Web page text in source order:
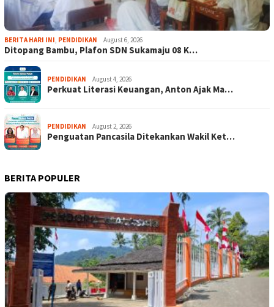
BERITA HARI INI, PENDIDIKAN August 6, 2026
Ditopang Bambu, Plafon SDN Sukamaju 08 K…
PENDIDIKAN August 4, 2026
Perkuat Literasi Keuangan, Anton Ajak Ma…
PENDIDIKAN August 2, 2026
Penguatan Pancasila Ditekankan Wakil Ket…
BERITA POPULER